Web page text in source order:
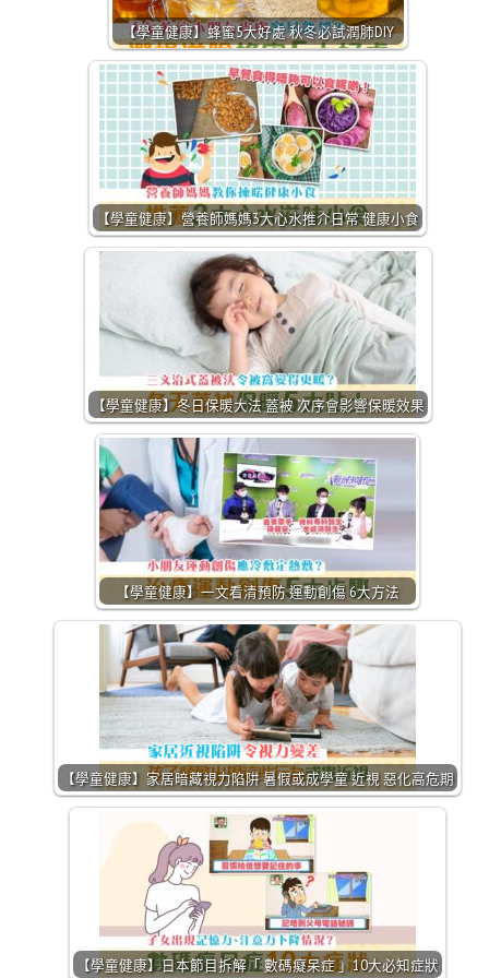
【學童健康】蜂蜜5大好處 秋冬必試潤肺DIY
【學童健康】營養師媽媽3大心水推介日常 健康小食
【學童健康】冬日保暖大法 蓋被 次序會影響保暖效果
【學童健康】一文看清預防 運動創傷 6大方法
【學童健康】家居暗藏視力陷阱 暑假或成學童 近視 惡化高危期
【學童健康】日本節目拆解「 數碼癡呆症 」10大必知症狀